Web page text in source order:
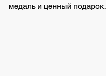
медаль и ценный подарок.